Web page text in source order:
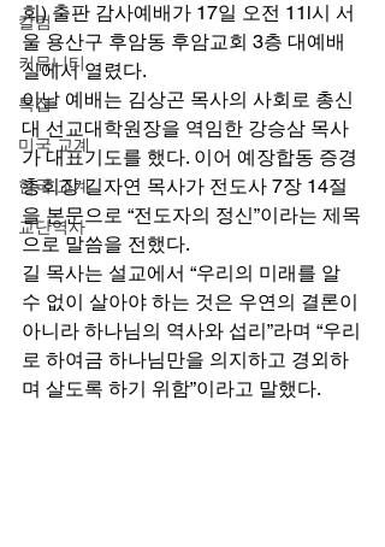
칼럼
커뮤니티
특집
미국 교계
한국 교계
교단역사
회) 출판 감사예배가 17일 오전 11l시 서
울 용산구 후암동 후암교회 3층 대예배
실에서 열렸다.
이날 예배는 김상곤 목사의 사회로 총신
대 선교대학원장을 역임한 강승삼 목사
가 대표기도를 했다. 이어 예장합동 증경
총회장 길자연 목사가 전도사 7장 14절
을 본문으로 “전도자의 정신”이라는 제목
으로 말씀을 전했다.
길 목사는 설교에서 “우리의 미래를 알
수 없이 살아야 하는 것은 우연의 결론이
아니라 하나님의 역사와 섭리”라며 “우리
로 하여금 하나님만을 의지하고 경외하
며 살도록 하기 위함”이라고 말했다.